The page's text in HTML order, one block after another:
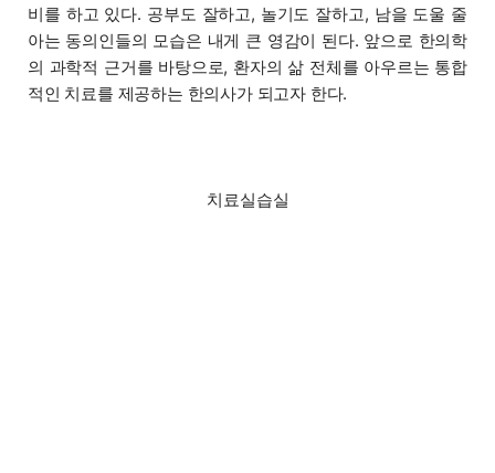
비를 하고 있다. 공부도 잘하고, 놀기도 잘하고, 남을 도울 줄
아는 동의인들의 모습은 내게 큰 영감이 된다. 앞으로 한의학
의 과학적 근거를 바탕으로, 환자의 삶 전체를 아우르는 통합
적인 치료를 제공하는 한의사가 되고자 한다.
치료실습실